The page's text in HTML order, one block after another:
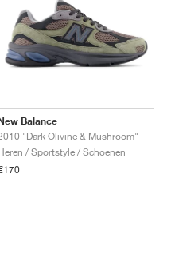
Balance
"Dark Olivine & Mushroom"
/ Sportstyle / Schoenen